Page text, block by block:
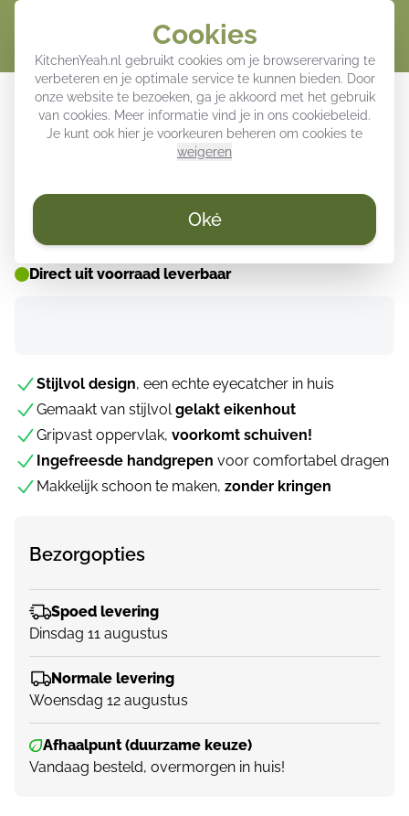
Cookies
KitchenYeah.nl gebruikt cookies om je browserervaring te
verbeteren en je optimale service te kunnen bieden. Door
onze website te bezoeken, ga je akkoord met het gebruik
van cookies. Meer informatie vind je in ons cookiebeleid.
Je kunt ook hier je voorkeuren beheren om cookies te
weigeren
Oké
Dienblad - Zebra - Motief - Blauw -
Wit
Direct uit voorraad leverbaar
Stijlvol design, een echte eyecatcher in huis
Gemaakt van stijlvolgelakt eikenhout
Gripvast oppervlak, voorkomt schuiven!
Ingefreesde handgrepen voor comfortabel dragen
Makkelijk schoon te maken, zonder kringen
Bezorgopties
Spoed levering
Dinsdag 11 augustus
Normale levering
Woensdag 12 augustus
Afhaalpunt (duurzame keuze)
Vandaag besteld, overmorgen in huis!